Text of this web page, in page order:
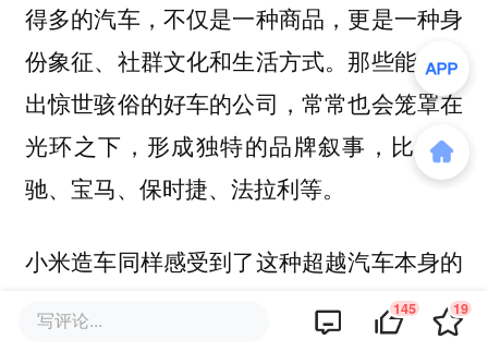
得多的汽车，不仅是一种商品，更是一种身
份象征、社群文化和生活方式。那些能够造
出惊世骇俗的好车的公司，常常也会笼罩在
光环之下，形成独特的品牌叙事，比如奔
驰、宝马、保时捷、法拉利等。
小米造车同样感受到了这种超越汽车本身的
光环。卖手机的小米， 只是华米OV的一
员。但造出了SU7、YU7的小米，已经成为
写评论... 145 19